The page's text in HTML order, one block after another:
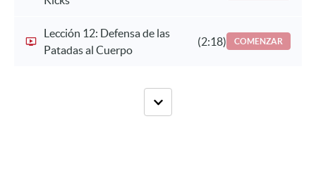
Lección 12: Defensa de las
Patadas al Cuerpo
(2:18) COMENZAR